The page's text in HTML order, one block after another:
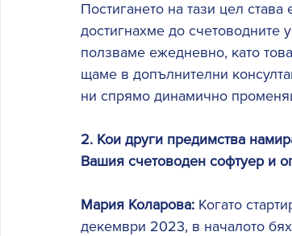
Постигането на тази цел
достигнахме до счетоводните
ползваме ежедневно, като
щаме в допълнителни
ни спрямо динамично
2. Кои други предимства
Вашия счетоводен софтуер и
Мария Коларова: Когато
декември 2023, в началото